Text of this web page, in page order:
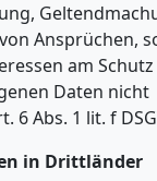
Ansprüchen,
am
Daten nicht
6 Abs. 1 lit. f
in Drittländer